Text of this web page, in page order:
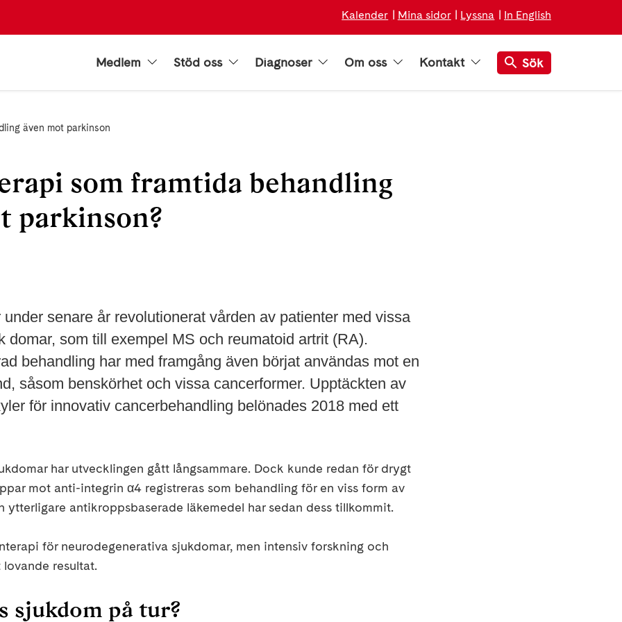
Kalender Mina sidor Lyssna In English
Medlem Stöd oss Diagnoser Om oss Kontakt Sök
även mot parkinson
som framtida behandling
parkinson?
senare år revolutionerat vården av patienter med vissa
domar, som till exempel MS och reumatoid artrit (RA).
behandling har med framgång även börjat användas mot en
såsom benskörhet och vissa cancerformer. Upptäckten av
för innovativ cancerbehandling belönades 2018 med ett
har utvecklingen gått långsammare. Dock kunde redan för drygt
mot anti-integrin α4 registreras som behandling för en viss form av
ytterligare antikroppsbaserade läkemedel har sedan dess tillkommit.
för neurodegenerativa sjukdomar, men intensiv forskning och
resultat.
sjukdom på tur?